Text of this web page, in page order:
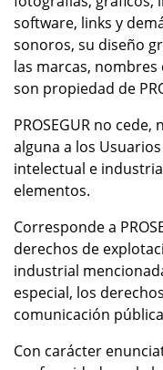
software, links y
sonoros, su diseño
las marcas,
son propiedad de
PROSEGUR no
alguna a los
intelectual e
elementos.
Corresponde a
derechos de
industrial
especial, los
comunicación
Con carácter